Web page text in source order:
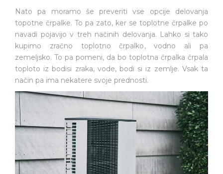
Nato pa moramo še preveriti vse opcije delovanja
topotne črpalke. To pa zato, ker se toplotne črpalke po
navadi pojavijo v treh načinih delovanja. Lahko si tako
kupimo zračno toplotno črpalko, vodno ali pa
zemeljsko. To pa pomeni, da bo toplotna črpalka črpala
toploto iz bodisi zraka, vode, bodi si iz zemlje. Vsak ta
način pa ima nekatere svoje prednosti.